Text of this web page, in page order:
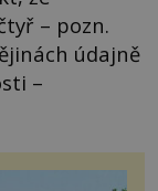
– pozn.
údajně
–